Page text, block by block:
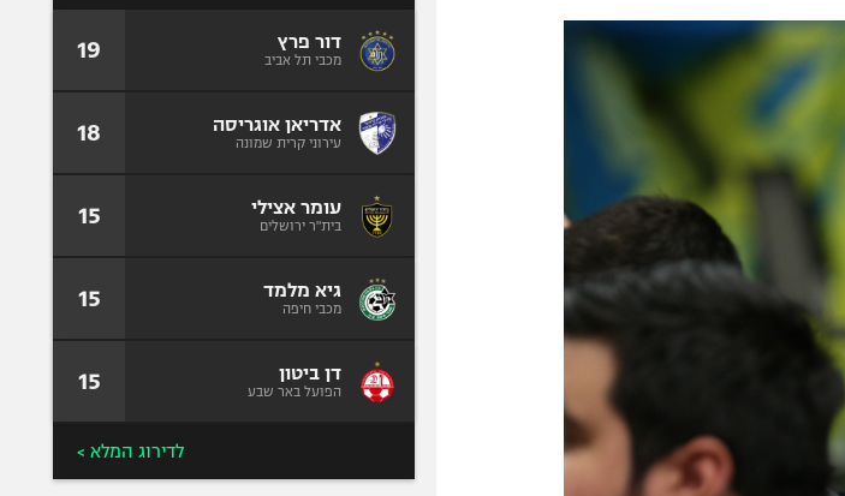
דור פרץ
מכבי תל אביב 19
אדריאן אוגריסה
עירוני קרית שמונה 18
עומר אצילי
בית"ר ירושלים 15
גיא מלמד
מכבי חיפה 15
דן ביטון
הפועל באר שבע 15
לדירוג המלא >